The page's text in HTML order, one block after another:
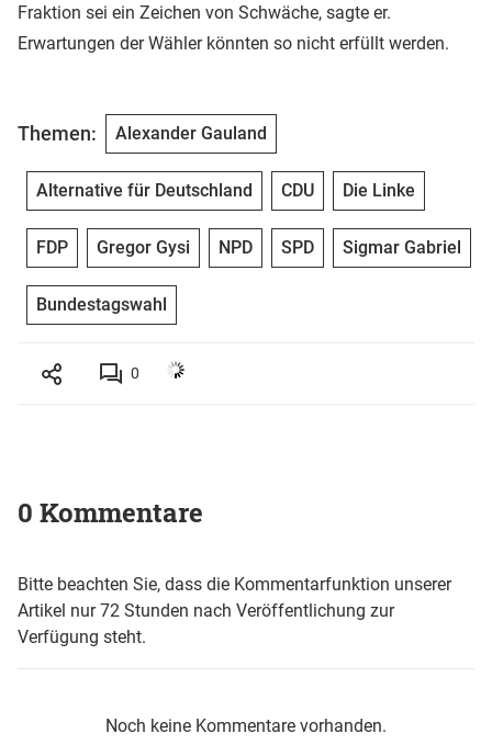
Fraktion sei ein Zeichen von Schwäche, sagte er.
Erwartungen der Wähler könnten so nicht erfüllt werden.
Themen: Alexander Gauland
Alternative für Deutschland CDU Die Linke
FDP Gregor Gysi NPD SPD Sigmar Gabriel
Bundestagswahl
0
0 Kommentare
Bitte beachten Sie, dass die Kommentarfunktion unserer
Artikel nur 72 Stunden nach Veröffentlichung zur
Verfügung steht.
Noch keine Kommentare vorhanden.